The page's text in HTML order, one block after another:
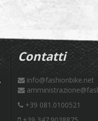
Contatti
info@fashionbike.net
+39 081.0100521